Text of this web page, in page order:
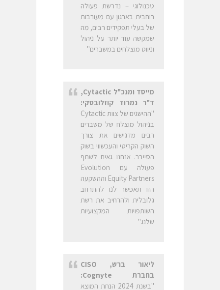
טכנולוגי – נדרשת פעולה
רוחבית בארגון עם מעורבות
של בעלי תפקידים רבים, מה
שמקשה עוד יותר על ניהול
וניווט מוצלחים במשברים"
מייסד ומנכ"ל Cytactic
,
ד"ר נמרוד קוזלובסקי:
"ההישגים של צוות Cytactic
בניהול מוצלח של משברים
רבים מדגישים את צורך
השוק הקריטי והעכשווי בשוק
הסייבר. אנחנו גאים לשתף
פעולה עם Evolution
Equity Partners וההשקעה
הזו תאפשר לנו להתרחב
גלובלית ולהרחיב את רשת
השותפויות המקצועיות
שלנו."
ליאור ברש, CISO
בחברת Cognyte
:
"בשנת 2024 הנחת המוצא